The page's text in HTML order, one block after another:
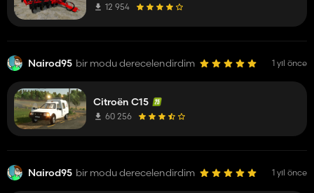
12 954
Nairod95 bir modu derecelendirdim 1 yıl önce
Citroën C15
60 256
Nairod95 bir modu derecelendirdim 1 yıl önce